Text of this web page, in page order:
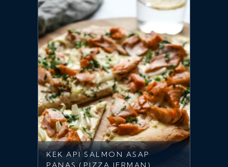
KEK API SALMON ASAP
PANAS (PIZZA JERMAN)